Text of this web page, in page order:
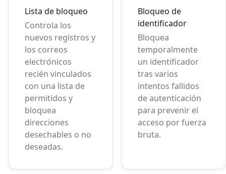
Lista de bloqueo
Controla los
nuevos registros y
los correos
electrónicos
recién vinculados
con una lista de
permitidos y
bloquea
direcciones
desechables o no
deseadas.
Bloqueo de
identificador
Bloquea
temporalmente
un identificador
tras varios
intentos fallidos
de autenticación
para prevenir el
acceso por fuerza
bruta.